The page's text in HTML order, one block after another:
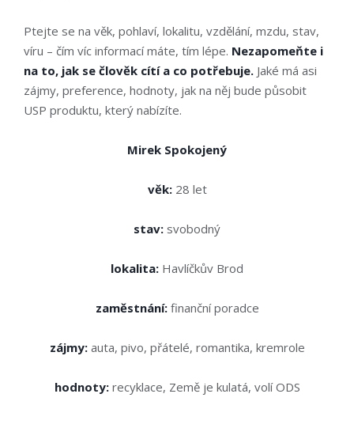
Ptejte se na věk, pohlaví, lokalitu, vzdělání, mzdu, stav,
víru – čím víc informací máte, tím lépe. Nezapomeňte i
na to, jak se člověk cítí a co potřebuje. Jaké má asi
zájmy, preference, hodnoty, jak na něj bude působit
USP produktu, který nabízíte.
Mirek Spokojený
věk:28 let
stav: svobodný
lokalita: Havlíčkův Brod
zaměstnání:finanční poradce
zájmy:auta, pivo, přátelé, romantika, kremrole
hodnoty:recyklace, Země je kulatá, volí ODS